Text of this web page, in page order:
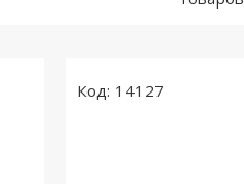
14127